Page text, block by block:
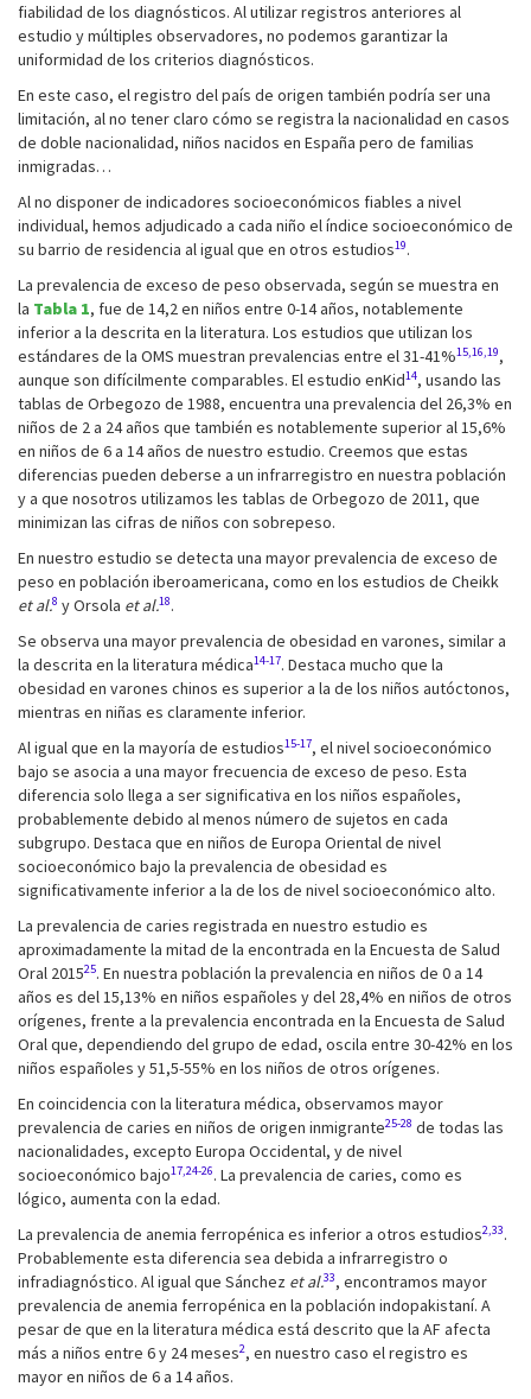
fiabilidad de los diagnósticos. Al utilizar registros anteriores al
estudio y múltiples observadores, no podemos garantizar la
uniformidad de los criterios diagnósticos.
En este caso, el registro del país de origen también podría ser una
limitación, al no tener claro cómo se registra la nacionalidad en casos
de doble nacionalidad, niños nacidos en España pero de familias
inmigradas…
Al no disponer de indicadores socioeconómicos fiables a nivel
individual, hemos adjudicado a cada niño el índice socioeconómico de
su barrio de residencia al igual que en otros estudios19.
La prevalencia de exceso de peso observada, según se muestra en
la Tabla 1, fue de 14,2 en niños entre 0-14 años, notablemente
inferior a la descrita en la literatura. Los estudios que utilizan los
estándares de la OMS muestran prevalencias entre el 31-41%15,16,19,
aunque son difícilmente comparables. El estudio enKid14, usando las
tablas de Orbegozo de 1988, encuentra una prevalencia del 26,3% en
niños de 2 a 24 años que también es notablemente superior al 15,6%
en niños de 6 a 14 años de nuestro estudio. Creemos que estas
diferencias pueden deberse a un infrarregistro en nuestra población
y a que nosotros utilizamos les tablas de Orbegozo de 2011, que
minimizan las cifras de niños con sobrepeso.
En nuestro estudio se detecta una mayor prevalencia de exceso de
peso en población iberoamericana, como en los estudios de Cheikk
et al.8 y Orsola et al.18.
Se observa una mayor prevalencia de obesidad en varones, similar a
la descrita en la literatura médica14-17. Destaca mucho que la
obesidad en varones chinos es superior a la de los niños autóctonos,
mientras en niñas es claramente inferior.
Al igual que en la mayoría de estudios15-17, el nivel socioeconómico
bajo se asocia a una mayor frecuencia de exceso de peso. Esta
diferencia solo llega a ser significativa en los niños españoles,
probablemente debido al menos número de sujetos en cada
subgrupo. Destaca que en niños de Europa Oriental de nivel
socioeconómico bajo la prevalencia de obesidad es
significativamente inferior a la de los de nivel socioeconómico alto.
La prevalencia de caries registrada en nuestro estudio es
aproximadamente la mitad de la encontrada en la Encuesta de Salud
Oral 201525. En nuestra población la prevalencia en niños de 0 a 14
años es del 15,13% en niños españoles y del 28,4% en niños de otros
orígenes, frente a la prevalencia encontrada en la Encuesta de Salud
Oral que, dependiendo del grupo de edad, oscila entre 30-42% en los
niños españoles y 51,5-55% en los niños de otros orígenes.
En coincidencia con la literatura médica, observamos mayor
prevalencia de caries en niños de origen inmigrante25-28 de todas las
nacionalidades, excepto Europa Occidental, y de nivel
socioeconómico bajo17,24-26. La prevalencia de caries, como es
lógico, aumenta con la edad.
La prevalencia de anemia ferropénica es inferior a otros estudios2,33.
Probablemente esta diferencia sea debida a infrarregistro o
infradiagnóstico. Al igual que Sánchez et al.33, encontramos mayor
prevalencia de anemia ferropénica en la población indopakistaní. A
pesar de que en la literatura médica está descrito que la AF afecta
más a niños entre 6 y 24 meses2, en nuestro caso el registro es
mayor en niños de 6 a 14 años.